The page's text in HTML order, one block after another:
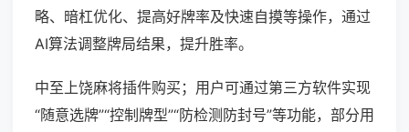
略、暗杠优化、提高好牌率及快速自摸等操作，通过
AI算法调整牌局结果，提升胜率。
中至上饶麻将插件购买；用户可通过第三方软件实现
“随意选牌”“控制牌型”“防检测防封号”等功能，部分用